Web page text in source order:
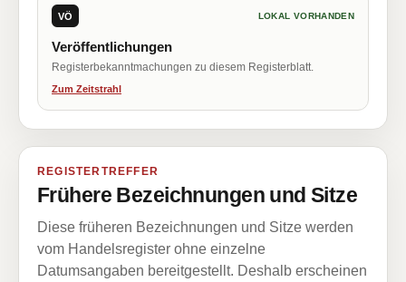
VÖ LOKAL VORHANDEN
Veröffentlichungen
Registerbekanntmachungen zu diesem Registerblatt.
Zum Zeitstrahl
REGISTERTREFFER
Frühere Bezeichnungen und Sitze
Diese früheren Bezeichnungen und Sitze werden
vom Handelsregister ohne einzelne
Datumsangaben bereitgestellt. Deshalb erscheinen